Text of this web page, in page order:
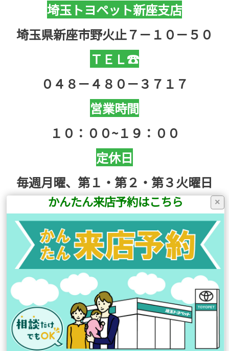
埼玉トヨペット新座支店
埼玉県新座市野火止７－１０－５０
ＴＥＬ☎
０４８－４８０－３７１７
営業時間
１０：００~１９：００
定休日
毎週月曜、第１・第２・第３火曜日
前の記事へ
店舗ブログ一覧に戻る
次の記事へ
×
かんたん来店予約はこちら